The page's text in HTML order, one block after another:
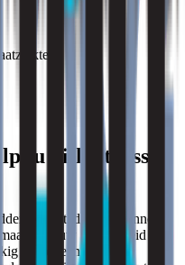
u uitlaatgassen
de stad? Dan kunnen
om uw gezondheid in
zijn er een aantal